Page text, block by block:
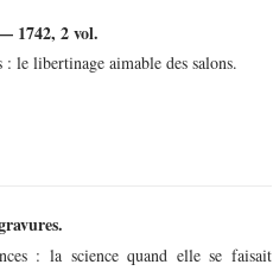
1742, 2 vol.
: le libertinage aimable des salons.
: la science quand elle se faisait